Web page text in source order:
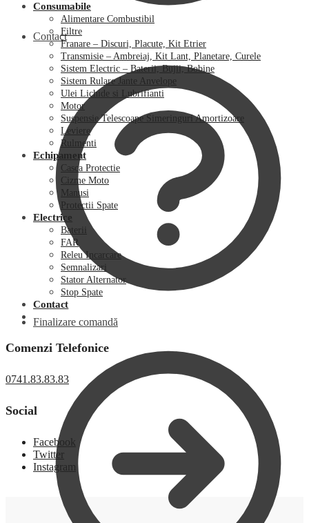
Contact
Finalizare comandă
Consumabile
Alimentare Combustibil
Filtre
Franare – Discuri, Placute, Kit Etrier
Transmisie – Ambreiaj, Kit Lant, Planetare, Curele
Sistem Electric – Baterii, Bujii, Bobine
Sistem Rulare Jante Anvelope
Ulei Lichide si Lubrifianti
Motor
Suspensie Telescoape Simeringuri Amortizoare
Leviere
Rulmenti
Echipament
Casca Protectie
Cizme Moto
Manusi
Protectii Spate
Electrice
Baterii
FAR
Releu Incarcare
Semnalizari
Stator Alternator
Stop Spate
Contact
Comenzi Telefonice
0741.83.83.83
Social
Facebook
Twitter
Instagram